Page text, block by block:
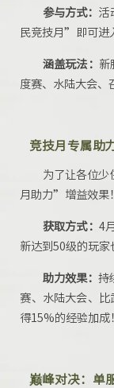
参与方式： 活
民竞技月”即可进
涵盖玩法： 新
度赛、水陆大会、
竞技月专属助
为了让各位少
月助力”增益效果！
获取方式： 4
新达到50级的玩家
助力效果：持
赛、水陆大会、
得15%的经验加成！
巅峰对决：单